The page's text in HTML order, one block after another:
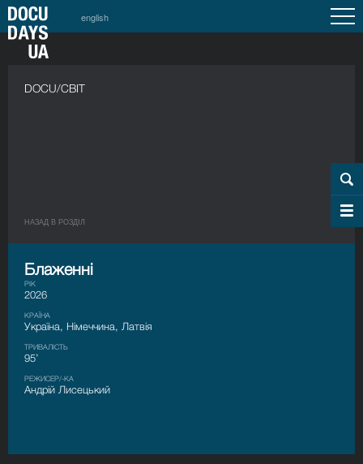
english
DOCU/СВІТ
НАЗАД В РОЗДIЛ
Блаженні
РІК
2026
КРАЇНА
Україна, Німеччина, Латвія
ТРИВАЛІСТЬ
95’
РЕЖИСЕР/-КА
Андрій Лисецький